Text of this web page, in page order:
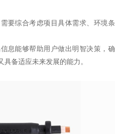
要综合考虑项目具体需求、环境条
息能够帮助用户做出明智决策，确
备适应未来发展的能力。